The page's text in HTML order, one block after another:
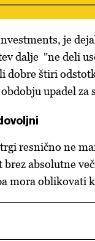
je
dalje "ne deli
dobre štiri
upadel za
resnično ne
brez absolutne
mora oblikovati